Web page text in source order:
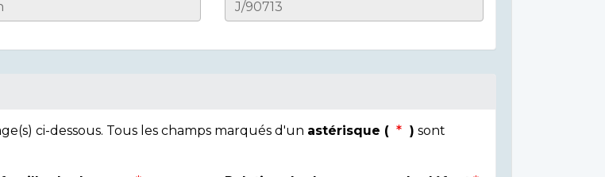
ci-dessous. Tous les champs marqués d'un astérisque ( ) sont